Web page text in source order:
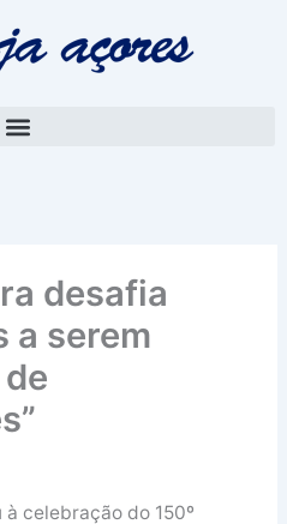
desafia
a serem
celebração do 150º